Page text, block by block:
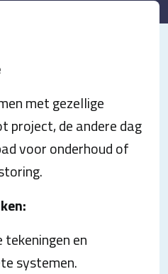
met gezellige
project, de andere dag
voor onderhoud of
tekeningen en
systemen.